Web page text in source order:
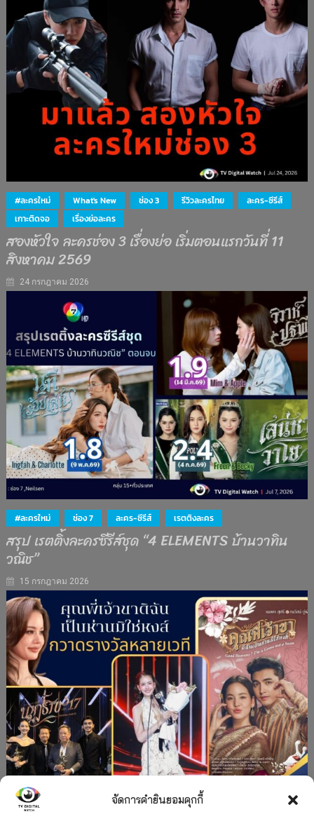
จัดการคำยินยอมคุกกี้
#ละครใหม่ What's New ช่อง 3 รีวิวละครไทย
ละคร-ซีรีส์
เกาะติดจอ
เรื่องย่อละคร
สองหัวใจ ละครช่อง 3 เรื่องย่อ เริ่มตอนแรกวันที่ 11
สิงหาคม 2569
24 กรกฎาคม 2026
#ละครใหม่ ช่อง 7 ละคร-ซีรีส์ เรตติงละคร
สรุป เรตติ้งละครซีรีส์ชุด “4 ELEMENTS บ้านวาทิน
วณิช”
15 กรกฎาคม 2026